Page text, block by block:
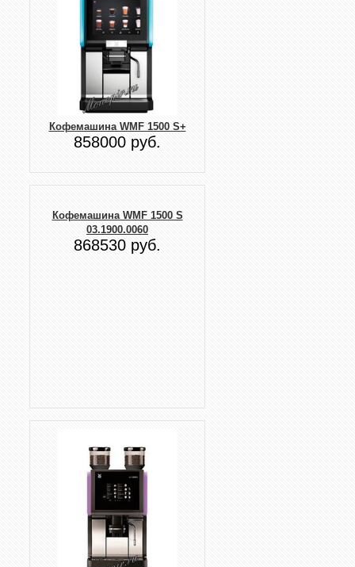
Кофемашина WMF 1500 S+
858000 руб.
Кофемашина WMF 1500 S
03.1900.0060
868530 руб.